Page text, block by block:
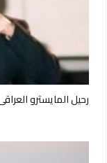
رحيل المايسترو